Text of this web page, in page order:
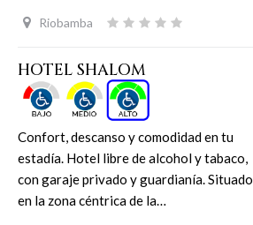
Riobamba
HOTEL SHALOM
Confort, descanso y comodidad en tu
estadía. Hotel libre de alcohol y tabaco,
con garaje privado y guardianía. Situado
en la zona céntrica de la…